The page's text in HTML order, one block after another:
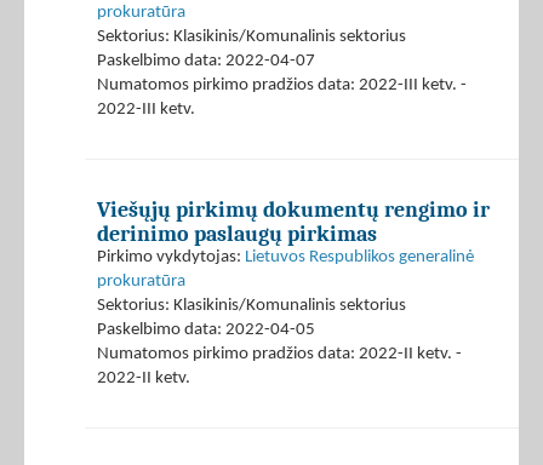
prokuratūra
Sektorius: Klasikinis/Komunalinis sektorius
Paskelbimo data: 2022-04-07
Numatomos pirkimo pradžios data: 2022-III ketv. -
2022-III ketv.
Viešųjų pirkimų dokumentų rengimo ir
derinimo paslaugų pirkimas
Pirkimo vykdytojas: Lietuvos Respublikos generalinė
prokuratūra
Sektorius: Klasikinis/Komunalinis sektorius
Paskelbimo data: 2022-04-05
Numatomos pirkimo pradžios data: 2022-II ketv. -
2022-II ketv.